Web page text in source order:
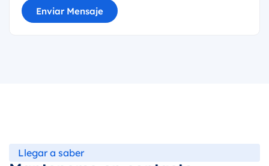
Enviar Mensaje
Llegar a saber